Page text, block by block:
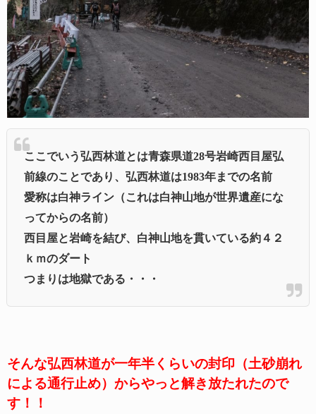
ここでいう弘西林道とは青森県道28号岩崎西目屋弘
前線のことであり、弘西林道は1983年までの名前
愛称は白神ライン（これは白神山地が世界遺産にな
ってからの名前）
西目屋と岩崎を結び、白神山地を貫いている約４２
ｋｍのダート
つまりは地獄である・・・
そんな弘西林道が一年半くらいの封印（土砂崩れ
による通行止め）からやっと解き放たれたので
す！！